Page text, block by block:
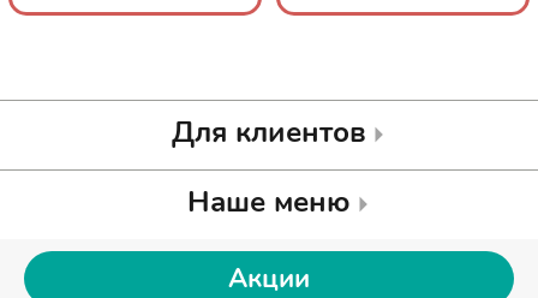
Для клиентов
Наше меню
Акции